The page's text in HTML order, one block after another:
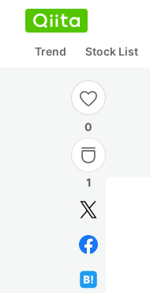
Trend Stock List
0
1